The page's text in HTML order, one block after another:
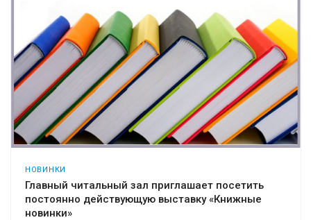
НОВИНКИ
Главный читальный зал приглашает посетить
постоянно действующую выставку «Книжные
новинки»